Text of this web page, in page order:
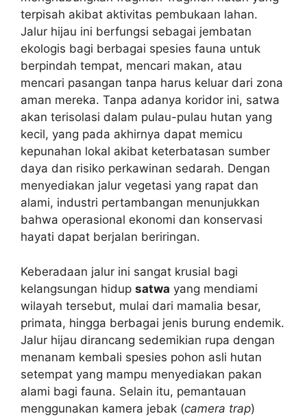
terpisah akibat aktivitas pembukaan lahan.
Jalur hijau ini berfungsi sebagai jembatan
ekologis bagi berbagai spesies fauna untuk
berpindah tempat, mencari makan, atau
mencari pasangan tanpa harus keluar dari zona
aman mereka. Tanpa adanya koridor ini, satwa
akan terisolasi dalam pulau-pulau hutan yang
kecil, yang pada akhirnya dapat memicu
kepunahan lokal akibat keterbatasan sumber
daya dan risiko perkawinan sedarah. Dengan
menyediakan jalur vegetasi yang rapat dan
alami, industri pertambangan menunjukkan
bahwa operasional ekonomi dan konservasi
hayati dapat berjalan beriringan.
Keberadaan jalur ini sangat krusial bagi
kelangsungan hidup satwa yang mendiami
wilayah tersebut, mulai dari mamalia besar,
primata, hingga berbagai jenis burung endemik.
Jalur hijau dirancang sedemikian rupa dengan
menanam kembali spesies pohon asli hutan
setempat yang mampu menyediakan pakan
alami bagi fauna. Selain itu, pemantauan
menggunakan kamera jebak (camera trap)